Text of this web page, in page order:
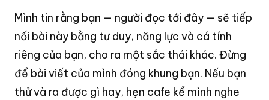
Mình tin rằng bạn — người đọc tới đây — sẽ tiếp
nối bài này bằng tư duy, năng lực và cá tính
riêng của bạn, cho ra một sắc thái khác. Đừng
để bài viết của mình đóng khung bạn. Nếu bạn
thử và ra được gì hay, hẹn cafe kể mình nghe